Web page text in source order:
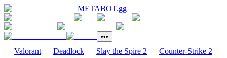
METABOT.gg
•••
Valorant Deadlock Slay the Spire 2
Counter-Strike 2